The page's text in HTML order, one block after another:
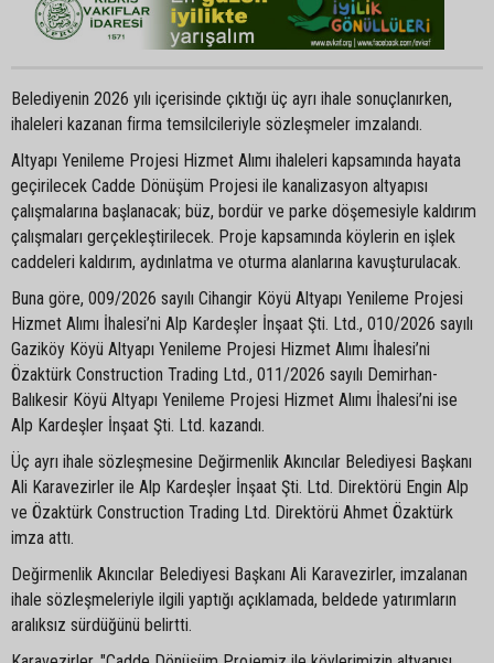
Belediyenin 2026 yılı içerisinde çıktığı üç ayrı ihale sonuçlanırken,
ihaleleri kazanan firma temsilcileriyle sözleşmeler imzalandı.
Altyapı Yenileme Projesi Hizmet Alımı ihaleleri kapsamında hayata
geçirilecek Cadde Dönüşüm Projesi ile kanalizasyon altyapısı
çalışmalarına başlanacak; büz, bordür ve parke döşemesiyle kaldırım
çalışmaları gerçekleştirilecek. Proje kapsamında köylerin en işlek
caddeleri kaldırım, aydınlatma ve oturma alanlarına kavuşturulacak.
Buna göre, 009/2026 sayılı Cihangir Köyü Altyapı Yenileme Projesi
Hizmet Alımı İhalesi’ni Alp Kardeşler İnşaat Şti. Ltd., 010/2026 sayılı
Gaziköy Köyü Altyapı Yenileme Projesi Hizmet Alımı İhalesi’ni
Özaktürk Construction Trading Ltd., 011/2026 sayılı Demirhan-
Balıkesir Köyü Altyapı Yenileme Projesi Hizmet Alımı İhalesi’ni ise
Alp Kardeşler İnşaat Şti. Ltd. kazandı.
Üç ayrı ihale sözleşmesine Değirmenlik Akıncılar Belediyesi Başkanı
Ali Karavezirler ile Alp Kardeşler İnşaat Şti. Ltd. Direktörü Engin Alp
ve Özaktürk Construction Trading Ltd. Direktörü Ahmet Özaktürk
imza attı.
Değirmenlik Akıncılar Belediyesi Başkanı Ali Karavezirler, imzalanan
ihale sözleşmeleriyle ilgili yaptığı açıklamada, beldede yatırımların
aralıksız sürdüğünü belirtti.